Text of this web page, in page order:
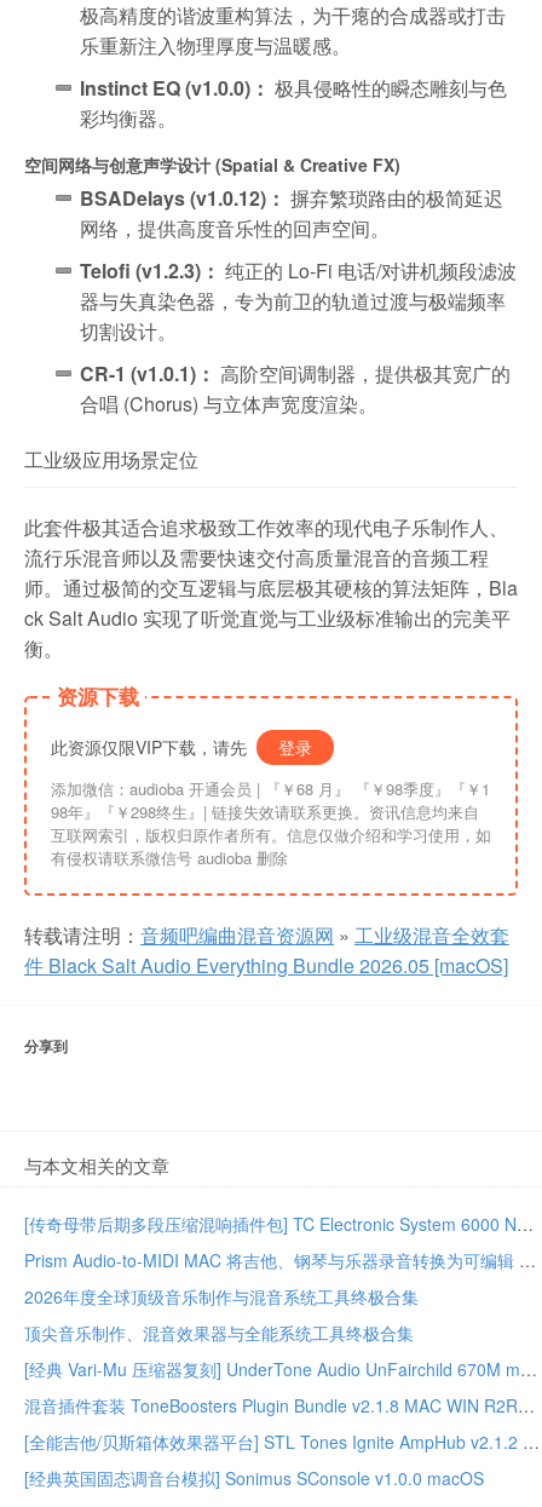
极高精度的谐波重构算法，为干瘪的合成器或打击
乐重新注入物理厚度与温暖感。
Instinct EQ (v1.0.0)： 极具侵略性的瞬态雕刻与色
彩均衡器。
空间网络与创意声学设计 (Spatial & Creative FX)
BSADelays (v1.0.12)： 摒弃繁琐路由的极简延迟
网络，提供高度音乐性的回声空间。
Telofi (v1.2.3)： 纯正的 Lo-Fi 电话/对讲机频段滤波
器与失真染色器，专为前卫的轨道过渡与极端频率
切割设计。
CR-1 (v1.0.1)： 高阶空间调制器，提供极其宽广的
合唱 (Chorus) 与立体声宽度渲染。
工业级应用场景定位
此套件极其适合追求极致工作效率的现代电子乐制作人、
流行乐混音师以及需要快速交付高质量混音的音频工程
师。通过极简的交互逻辑与底层极其硬核的算法矩阵，Bla
ck Salt Audio 实现了听觉直觉与工业级标准输出的完美平
衡。
资源下载
此资源仅限VIP下载，请先 登录
添加微信：audioba 开通会员 | 『￥68 月』 『￥98季度』『￥1
98年』『￥298终生』| 链接失效请联系更换。资讯信息均来自
互联网索引，版权归原作者所有。信息仅做介绍和学习使用，如
有侵权请联系微信号 audioba 删除
转载请注明： 音频吧编曲混音资源网 » 工业级混音全效套
件 Black Salt Audio Everything Bundle 2026.05 [macOS]
分享到
与本文相关的文章
[传奇母带后期多段压缩混响插件包] TC Electronic System 6000 Native Series Bundle 02.2026-GUISEPPE [MacOSX]（203MB）
Prism Audio-to-MIDI MAC 将吉他、钢琴与乐器录音转换为可编辑 MIDI
2026年度全球顶级音乐制作与混音系统工具终极合集
顶尖音乐制作、混音效果器与全能系统工具终极合集
[经典 Vari-Mu 压缩器复刻] UnderTone Audio UnFairchild 670M mkII v1.0.8 WiN/MAC – BUBBiX
混音插件套装 ToneBoosters Plugin Bundle v2.1.8 MAC WIN R2R版本
[全能吉他/贝斯箱体效果器平台] STL Tones Ignite AmpHub v2.1.2 2026.07 WiN – ItUsed
[经典英国固态调音台模拟] Sonimus SConsole v1.0.0 macOS